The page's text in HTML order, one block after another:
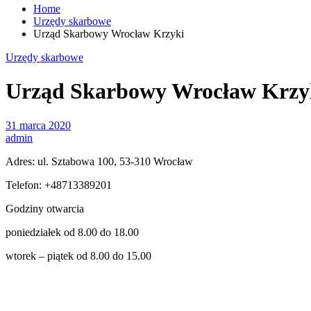
Home
Urzędy skarbowe
Urząd Skarbowy Wrocław Krzyki
Urzędy skarbowe
Urząd Skarbowy Wrocław
31 marca 2020
admin
Adres: ul. Sztabowa 100, 53-310 Wrocław
Telefon: +48713389201
Godziny otwarcia
poniedziałek od 8.00 do 18.00
wtorek – piątek od 8.00 do 15.00